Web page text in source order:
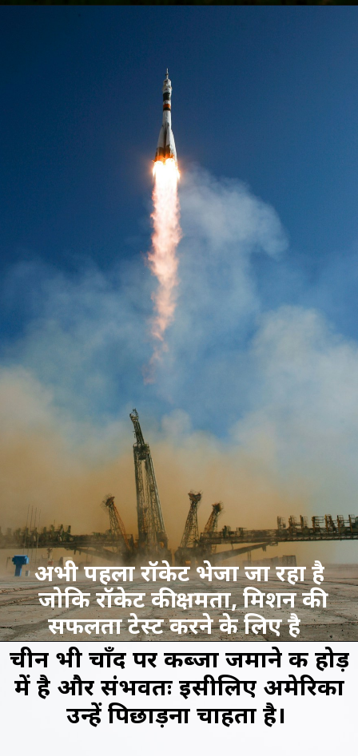
अभी पहला रॉकेट भेजा जा रहा है
जोकि रॉकेट की क्षमता, मिशन की
सफलता टेस्ट करने के लिए है
चीन भी चाँद पर कब्जा जमाने की होड़
में है और संभवतः इसीलिए अमेरिका
उन्हें पिछाड़ना चाहता है।